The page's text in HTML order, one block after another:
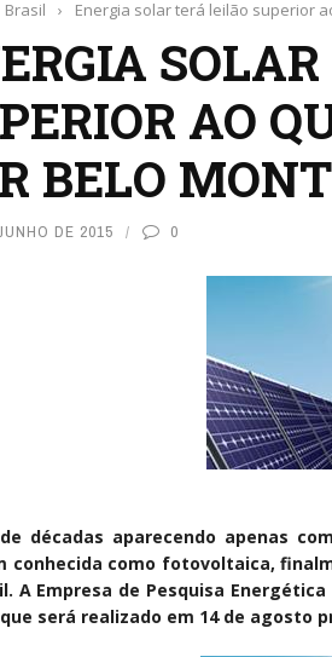
Brasil › Energia solar terá leilão superior
AO
BELO
DE 2015 0
décadas aparecendo apenas
conhecida como fotovoltaica,
A Empresa de Pesquisa
será realizado em 14 de agosto